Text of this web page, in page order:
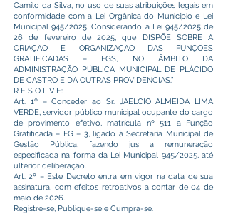
Camilo da Silva, no uso de suas atribuições legais em
conformidade com a Lei Orgânica do Município e Lei
Municipal 945/2025. Considerando a Lei 945/2025 de
26 de fevereiro de 2025, que DISPÕE SOBRE A
CRIAÇÃO E ORGANIZAÇÃO DAS FUNÇÕES
GRATIFICADAS – FGS, NO ÂMBITO DA
ADMINISTRAÇÃO PÚBLICA MUNICIPAL DE PLÁCIDO
DE CASTRO E DÁ OUTRAS PROVIDÊNCIAS.”
R E S O L V E:
Art. 1º – Conceder ao Sr. JAELCIO ALMEIDA LIMA
VERDE, servidor público municipal ocupante do cargo
de provimento efetivo, matrícula nº 511 a Função
Gratificada – FG – 3, ligado à Secretaria Municipal de
Gestão Pública, fazendo jus a remuneração
especificada na forma da Lei Municipal 945/2025, até
ulterior deliberação.
Art. 2º – Este Decreto entra em vigor na data de sua
assinatura, com efeitos retroativos a contar de 04 de
maio de 2026.
Registre-se, Publique-se e Cumpra-se.